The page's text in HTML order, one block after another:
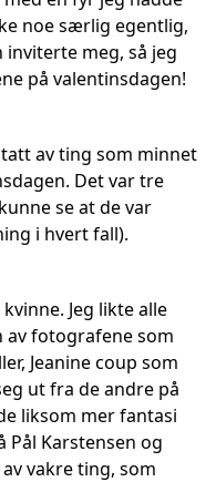
noe særlig egentlig,
meg, så jeg
på valentinsdagen!
av ting som minnet
Det var tre
se at de var
i hvert fall).
Jeg likte alle
av fotografene som
Jeanine coup som
ut fra de andre på
liksom mer fantasi
Pål Karstensen og
vakre ting, som